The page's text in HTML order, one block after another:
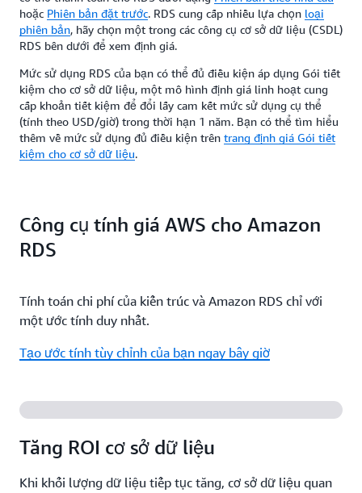
hoặc Phiên bản đặt trước. RDS cung cấp nhiều lựa chọn loại
phiên bản, hãy chọn một trong các công cụ cơ sở dữ liệu (CSDL)
RDS bên dưới để xem định giá.
Mức sử dụng RDS của bạn có thể đủ điều kiện áp dụng Gói tiết
kiệm cho cơ sở dữ liệu, một mô hình định giá linh hoạt cung
cấp khoản tiết kiệm để đổi lấy cam kết mức sử dụng cụ thể
(tính theo USD/giờ) trong thời hạn 1 năm. Bạn có thể tìm hiểu
thêm về mức sử dụng đủ điều kiện trên trang định giá Gói tiết
kiệm cho cơ sở dữ liệu.
Công cụ tính giá AWS cho Amazon
RDS
Tính toán chi phí của kiến trúc và Amazon RDS chỉ với
một ước tính duy nhất.
Tạo ước tính tùy chỉnh của bạn ngay bây giờ
Tăng ROI cơ sở dữ liệu
Khi khối lượng dữ liệu tiếp tục tăng, cơ sở dữ liệu quan